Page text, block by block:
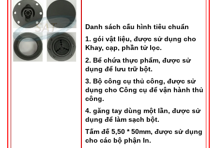
Danh sách cấu hình tiêu chuẩn
1. gói vật liệu, được sử dụng cho
Khay, cạp, phần tử lọc.
2. Bể chứa thực phẩm, được sử
dụng để lưu trữ bột.
3. Bộ công cụ thủ công, được sử
dụng cho Công cụ để vận hành thủ
công.
4. găng tay dùng một lần, được sử
dụng để làm sạch bột.
Tấm đế 5,50 * 50mm, được sử dụng
cho các bộ phận In.